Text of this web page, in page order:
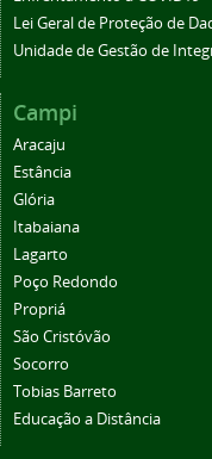
Lei Geral de Proteção de
Unidade de Gestão de
Campi
Aracaju
Estância
Glória
Itabaiana
Lagarto
Poço Redondo
Propriá
São Cristóvão
Socorro
Tobias Barreto
Educação a Distância